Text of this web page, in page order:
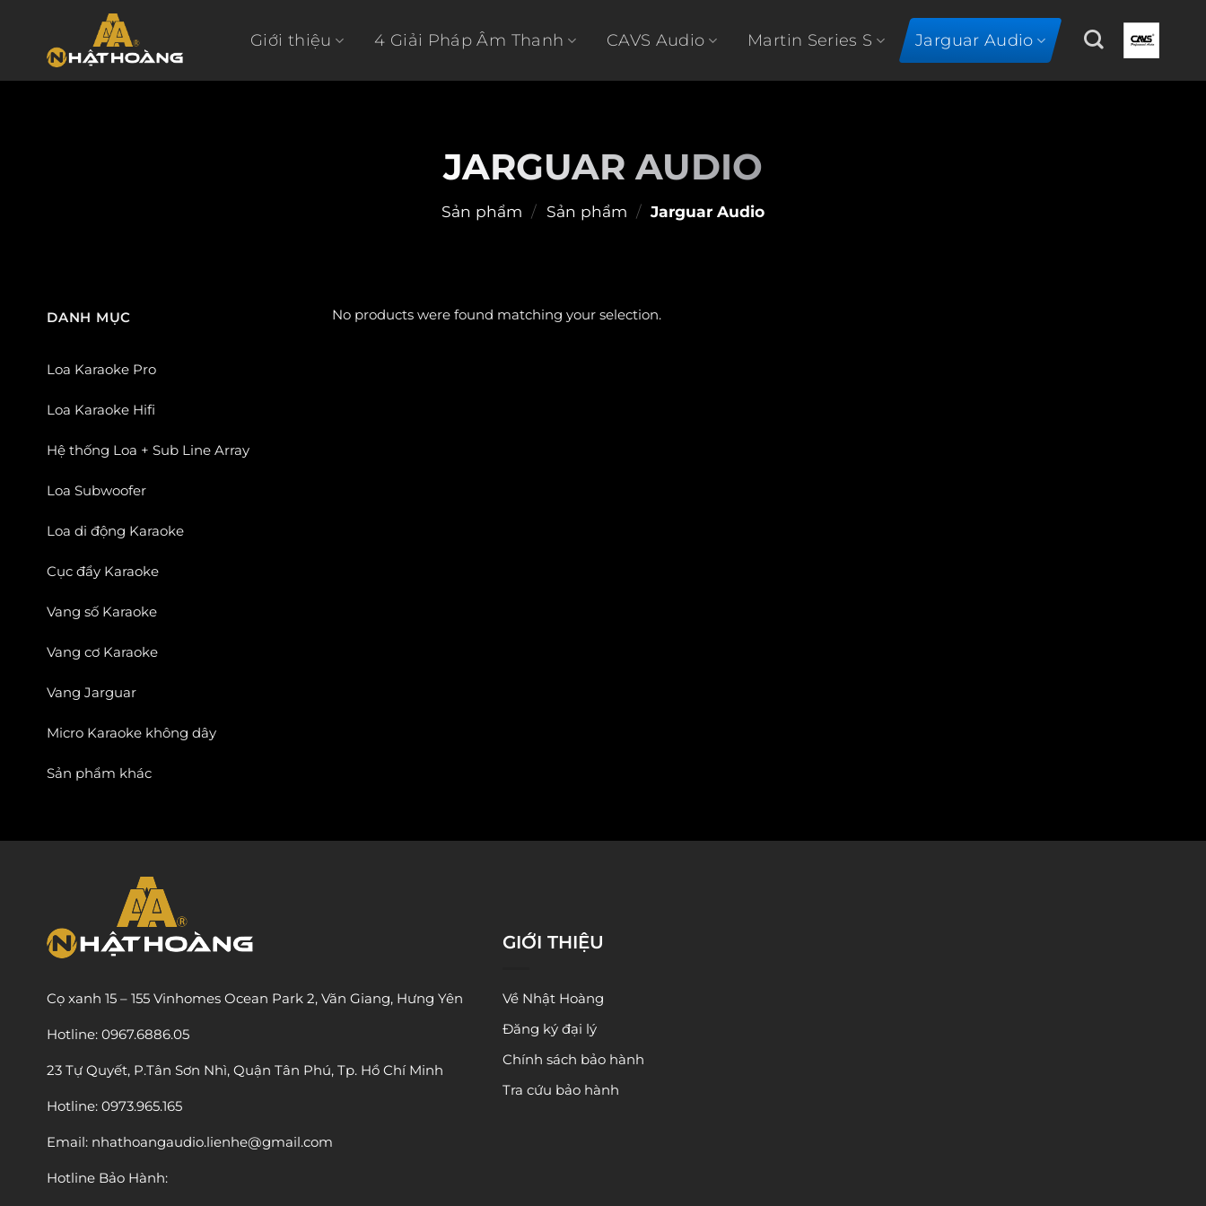
content
Giới thiệu 4 Giải Pháp Âm Thanh CAVS Audio Martin Series S Jarguar Audio
JARGUAR AUDIO
Sản phẩm / Sản phẩm / Jarguar Audio
DANH MỤC
Loa Karaoke Pro
Loa Karaoke Hifi
Hệ thống Loa + Sub Line Array
Loa Subwoofer
Loa di động Karaoke
Cục đẩy Karaoke
Vang số Karaoke
Vang cơ Karaoke
Vang Jarguar
Micro Karaoke không dây
Sản phẩm khác
No products were found matching your selection.
Cọ xanh 15 – 155 Vinhomes Ocean Park 2, Văn Giang, Hưng Yên
Hotline: 0967.6886.05
23 Tự Quyết, P.Tân Sơn Nhì, Quận Tân Phú, Tp. Hồ Chí Minh
Hotline: 0973.965.165
Email: nhathoangaudio.lienhe@gmail.com
Hotline Bảo Hành:
GIỚI THIỆU
Về Nhật Hoàng
Đăng ký đại lý
Chính sách bảo hành
Tra cứu bảo hành